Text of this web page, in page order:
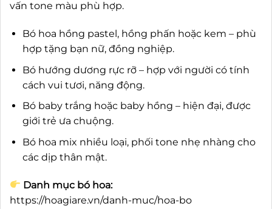
vấn tone màu phù hợp.
Bó hoa hồng pastel, hồng phấn hoặc kem – phù
hợp tặng bạn nữ, đồng nghiệp.
Bó hướng dương rực rỡ – hợp với người có tính
cách vui tươi, năng động.
Bó baby trắng hoặc baby hồng – hiện đại, được
giới trẻ ưa chuộng.
Bó hoa mix nhiều loại, phối tone nhẹ nhàng cho
các dịp thân mật.
Danh mục bó hoa:
https://hoagiare.vn/danh-muc/hoa-bo